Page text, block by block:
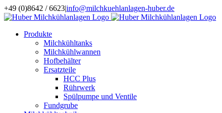
Zum
Inhalt
+49 (0)8642 / 6623|info@milchkuehlanlagen-huber.de
Produkte
Milchkühltanks
Milchkühlwannen
Hofbehälter
Ersatzteile
HCC Plus
Rührwerk
Spülpumpe und Ventile
Fundgrube